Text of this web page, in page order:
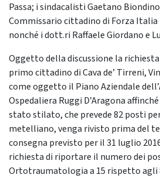
Passa; i sindacalisti Gaetano
Commissario cittadino di Forza
nonché i dott.ri Raffaele Giordano e
Oggetto della discussione la
primo cittadino di Cava de’ Tirreni,
come oggetto il Piano Aziendale
Ospedaliera Ruggi D’Aragona
stato stilato, che prevede 82 posti
metelliano, venga rivisto prima del
consegna previsto per il 31 luglio
richiesta di riportare il numero dei
Ortotraumatologia a 15 rispetto agli